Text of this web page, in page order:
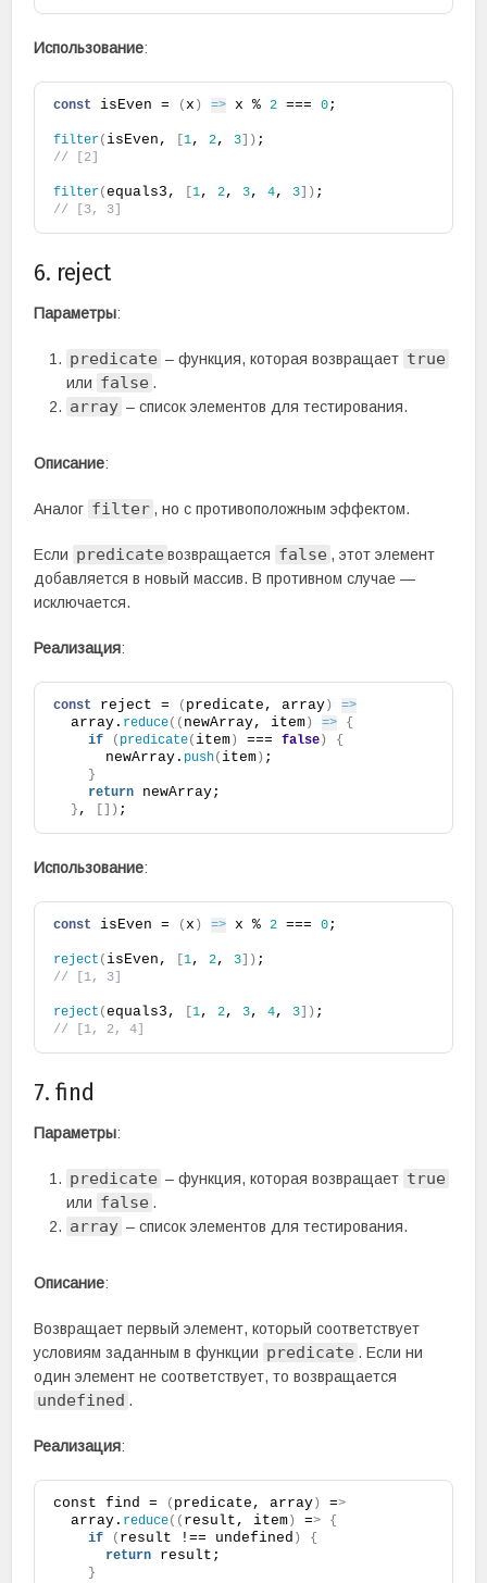
Использование:
const isEven = (x ) => x % 2 === 0;
filter( isEven, [1, 2, 3 ) ;
// [2]
filter(equals3, [1, 2, 3, 4, 3 ) ;
// [3, 3]
6. reject
Параметры:
predicate – функция, которая возвращает true
или false .
array – список элементов для тестирования.
Описание:
Аналог filter , но с противоположным эффектом.
Если predicate возвращается false , этот элемент
добавляется в новый массив. В противном случае —
исключается.
Реализация:
const reject = ( predicate, array ) =>
  array.
reduce( ( newArray, item ) =>
{
if
( predicate( item ) === false ) {
      newArray.
push( item ) ;
}
return newArray;
} , ) ;
Использование:
const isEven = (x ) => x % 2 === 0;
reject ( isEven, [1, 2, 3 ) ;
// [1, 3]
reject (equals3, [1, 2, 3, 4, 3 ) ;
// [1, 2, 4]
7. find
Параметры:
predicate – функция, которая возвращает true
или false .
array – список элементов для тестирования.
Описание:
Возвращает первый элемент, который соответствует
условиям заданным в функции predicate . Если ни
один элемент не соответствует, то возвращается
undefined .
Реализация:
const find = ( predicate, array ) =>
  array.
reduce(( result, item ) =>
{
if
( result !== undefined )
{
return result;
}